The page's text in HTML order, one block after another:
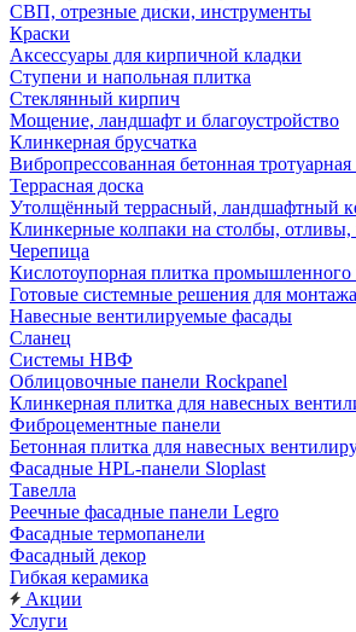
СВП, отрезные диски, инструменты
Краски
Аксессуары для кирпичной кладки
Ступени и напольная плитка
Cтеклянный кирпич
Мощение, ландшафт и благоустройство
Клинкерная брусчатка
Вибропрессованная бетонная тротуарная
Террасная доска
Утолщённый террасный, ландшафтный
Клинкерные колпаки на столбы, отливы,
Черепица
Кислотоупорная плитка промышленного
Готовые системные решения для монтажа
Навесные вентилируемые фасады
Сланец
Системы НВФ
Облицовочные панели Rockpanel
Клинкерная плитка для навесных
Фиброцементные панели
Бетонная плитка для навесных
Фасадные HPL-панели Sloplast
Тавелла
Реечные фасадные панели Legro
Фасадные термопанели
Фасадный декор
Гибкая керамика
Акции
Услуги